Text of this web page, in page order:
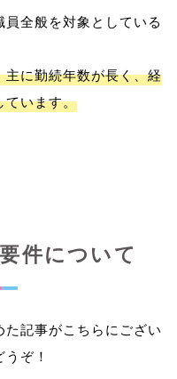
全般を対象としている
主に勤続年数が長く、経
ています。
件について
記事がこちらにござい
ぞ！